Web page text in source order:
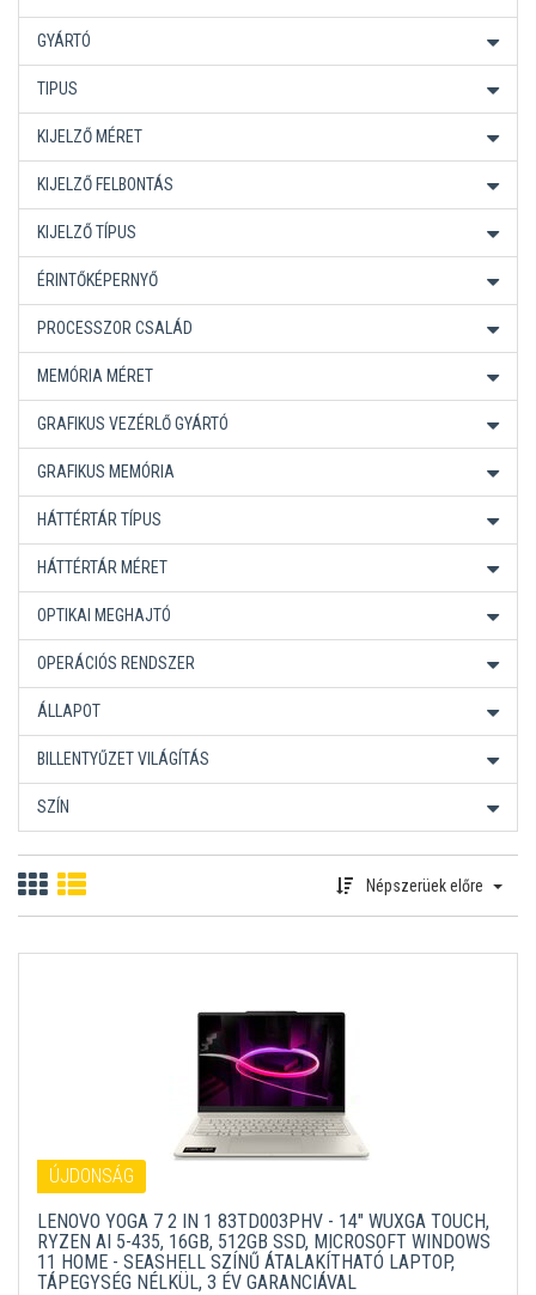
GYÁRTÓ
TIPUS
KIJELZŐ MÉRET
KIJELZŐ FELBONTÁS
KIJELZŐ TÍPUS
ÉRINTŐKÉPERNYŐ
PROCESSZOR CSALÁD
MEMÓRIA MÉRET
GRAFIKUS VEZÉRLŐ GYÁRTÓ
GRAFIKUS MEMÓRIA
HÁTTÉRTÁR TÍPUS
HÁTTÉRTÁR MÉRET
OPTIKAI MEGHAJTÓ
OPERÁCIÓS RENDSZER
ÁLLAPOT
BILLENTYŰZET VILÁGÍTÁS
SZÍN
Népszerüek előre
ÚJDONSÁG
LENOVO YOGA 7 2 IN 1 83TD003PHV - 14" WUXGA TOUCH,
RYZEN AI 5-435, 16GB, 512GB SSD, MICROSOFT WINDOWS
11 HOME - SEASHELL SZÍNŰ ÁTALAKÍTHATÓ LAPTOP,
TÁPEGYSÉG NÉLKÜL, 3 ÉV GARANCIÁVAL